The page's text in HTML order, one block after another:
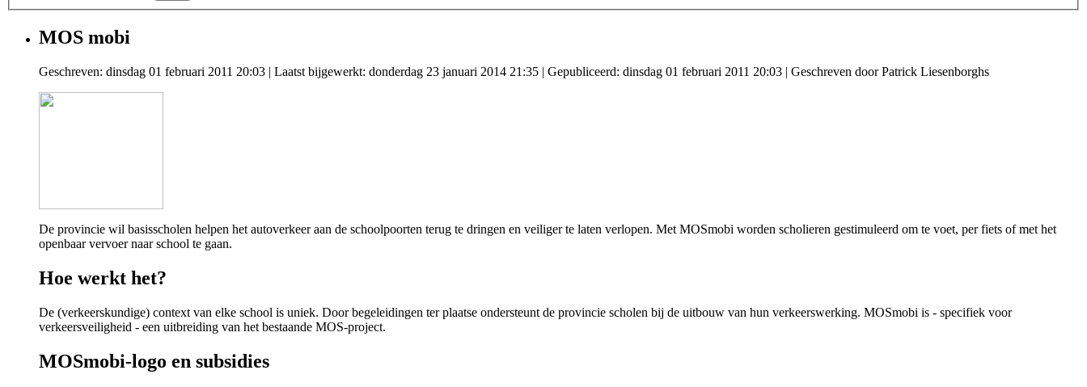
MOS mobi
Geschreven: dinsdag 01 februari 2011 20:03 | Laatst bijgewerkt: donderdag 23 januari 2014 21:35 | Gepubliceerd: dinsdag 01 februari 2011 20:03 | Geschreven door Patrick Liesenborghs
De provincie wil basisscholen helpen het autoverkeer aan de schoolpoorten terug te dringen en veiliger te laten verlopen. Met MOSmobi worden scholieren gestimuleerd om te voet, per fiets of met het
openbaar vervoer naar school te gaan.
Hoe werkt het?
De (verkeerskundige) context van elke school is uniek. Door begeleidingen ter plaatse ondersteunt de provincie scholen bij de uitbouw van hun verkeerswerking. MOSmobi is - specifiek voor
verkeersveiligheid - een uitbreiding van het bestaande MOS-project.
MOSmobi-logo en subsidies